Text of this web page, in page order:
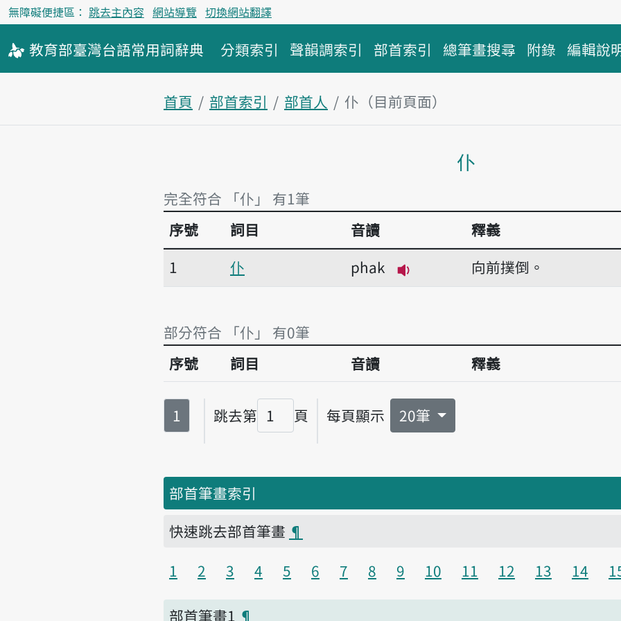
無障礙便捷區： 跳去主內容 網站導覽 切換網站翻譯
教育部臺灣台語常用詞辭典 分類索引 聲韻調索引 部首索引 總筆畫搜尋 附錄 編輯說
首頁 部首索引 部首人
仆（目前頁面）
仆
完全符合 「仆」 有1筆
完全符合 「仆」 有1筆
序號 詞目 音讀
釋義
1
仆
phak
播放音讀phak
向前撲倒。
部分符合 「仆」 有0筆
序號 詞目 音讀 釋義
第
1 跳去第
頁碼
頁 每頁顯示 20筆
部首筆畫索引
快速跳去部首筆畫 ¶
1
2 3 4 5 6 7 8 9 10 11 12 13 14
部首筆畫1 ¶